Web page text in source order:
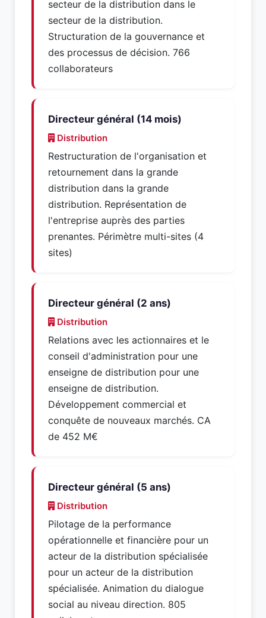
secteur de la distribution dans le
secteur de la distribution.
Structuration de la gouvernance et
des processus de décision. 766
collaborateurs
Directeur général (14 mois)
Distribution
Restructuration de l'organisation et
retournement dans la grande
distribution dans la grande
distribution. Représentation de
l'entreprise auprès des parties
prenantes. Périmètre multi-sites (4
sites)
Directeur général (2 ans)
Distribution
Relations avec les actionnaires et le
conseil d'administration pour une
enseigne de distribution pour une
enseigne de distribution.
Développement commercial et
conquête de nouveaux marchés. CA
de 452 M€
Directeur général (5 ans)
Distribution
Pilotage de la performance
opérationnelle et financière pour un
acteur de la distribution spécialisée
pour un acteur de la distribution
spécialisée. Animation du dialogue
social au niveau direction. 805